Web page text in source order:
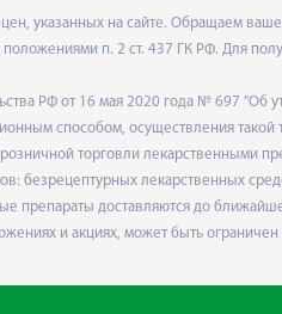
цен, указанных на сайте. Обращаем
п. 2 ст. 437 ГК РФ. Для
РФ от 16 мая 2020 года № 697
способом, осуществления
торговли лекарственными
безрецептурных лекарственных
препараты доставляются до
и акциях, может быть